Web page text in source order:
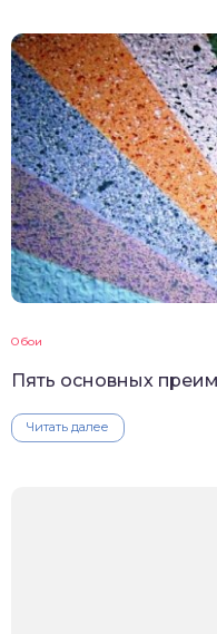
Обои
Пять основных
Читать далее